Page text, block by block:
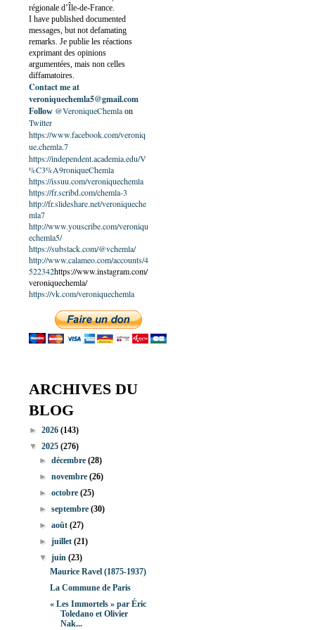
régionale d’Île-de-France.
I have published documented
messages, but not defamating
remarks. Je publie les réactions
exprimant des opinions
argumentées, mais non celles
diffamatoires.
Contact me at
veroniquechemla5@gmail.com
Follow @VeroniqueChemlaon
Twitter
https://www.facebook.com/veroniq
ue.chemla.7
https://independent.academia.edu/V
%C3%A9roniqueChemla
https://issuu.com/veroniquechemla
https://fr.scribd.com/chemla-3
http://fr.slideshare.net/veroniqueche
mla7
http://www.youscribe.com/veroniqu
echemla5/
https://substack.com/@vchemla/
http://www.calameo.com/accounts/4
522342https://www.instagram.com/
veroniquechemla/
https://vk.com/veroniquechemla
ARCHIVES DU
BLOG
► 2026 (143)
▼ 2025 (276)
►décembre(28)
►novembre(26)
►octobre(25)
►septembre(30)
►août(27)
►juillet(21)
▼juin(23)
Maurice Ravel (1875-1937)
La Commune de Paris
« Les Immortels » par Éric
Toledano et Olivier
Nak...